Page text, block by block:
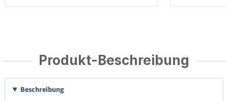
Produkt-Beschreibung
Beschreibung